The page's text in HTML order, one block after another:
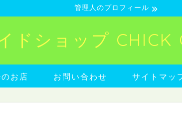
管理人のプロフィール
ドショップ CHICK
お店 お問い合わせ サイトマッ